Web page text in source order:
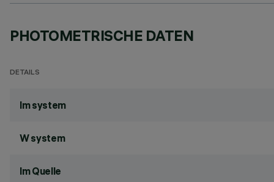
PHOTOMETRISCHE DATEN
DETAILS
lm system
W system
lm Quelle